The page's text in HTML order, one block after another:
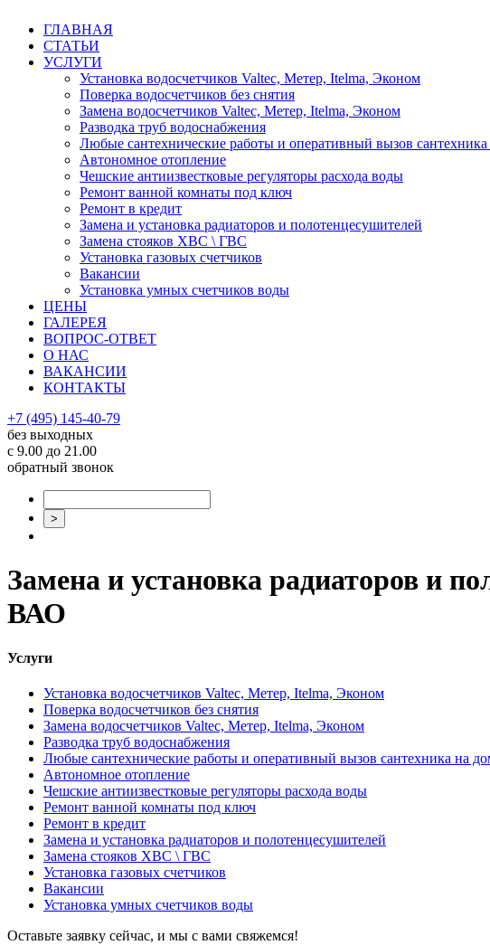
ГЛАВНАЯ
СТАТЬИ
УСЛУГИ
Установка водосчетчиков Valtec, Метер, Itelma, Эконом
Поверка водосчетчиков без снятия
Замена водосчетчиков Valtec, Метер, Itelma, Эконом
Разводка труб водоснабжения
Любые сантехнические работы и оперативный вызов
Автономное отопление
Чешские антиизвестковые регуляторы расхода воды
Ремонт ванной комнаты под ключ
Ремонт в кредит
Замена и установка радиаторов и полотенцесушителей
Замена стояков ХВС \ ГВС
Установка газовых счетчиков
Вакансии
Установка умных счетчиков воды
ЦЕНЫ
ГАЛЕРЕЯ
ВОПРОС-ОТВЕТ
О НАС
ВАКАНСИИ
КОНТАКТЫ
+7 (495) 145-40-79
без выходных
с 9.00 до 21.00
обратный звонок
Замена и установка радиаторов и
ВАО
Услуги
Установка водосчетчиков Valtec, Метер, Itelma, Эконом
Поверка водосчетчиков без снятия
Замена водосчетчиков Valtec, Метер, Itelma, Эконом
Разводка труб водоснабжения
Любые сантехнические работы и оперативный вызов сантехника на
Автономное отопление
Чешские антиизвестковые регуляторы расхода воды
Ремонт ванной комнаты под ключ
Ремонт в кредит
Замена и установка радиаторов и полотенцесушителей
Замена стояков ХВС \ ГВС
Установка газовых счетчиков
Вакансии
Установка умных счетчиков воды
Оставьте заявку сейчас, и мы с вами свяжемся!